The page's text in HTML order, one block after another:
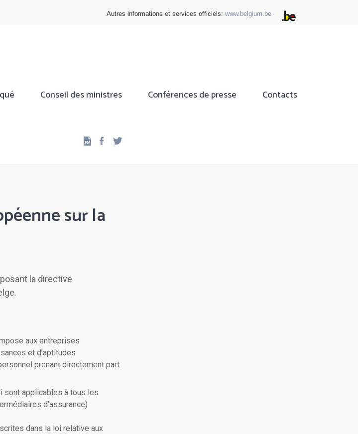
Autres informations et services officiels: www.belgium.be
Conseil des ministres Conférences de presse Contacts
Facebook
sur la
la directive
aux entreprises
et d’aptitudes
prenant directement part
sont applicables à tous les
d’assurance)
dans la loi relative aux